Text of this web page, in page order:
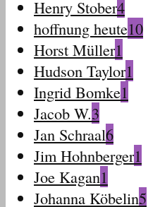
Henry Stober4
hoffnung heute10
Horst Müller1
Hudson Taylor1
Ingrid Bomke1
Jacob W.3
Jan Schraal6
Jim Hohnberger1
Joe Kagan1
Johanna Köbelin5